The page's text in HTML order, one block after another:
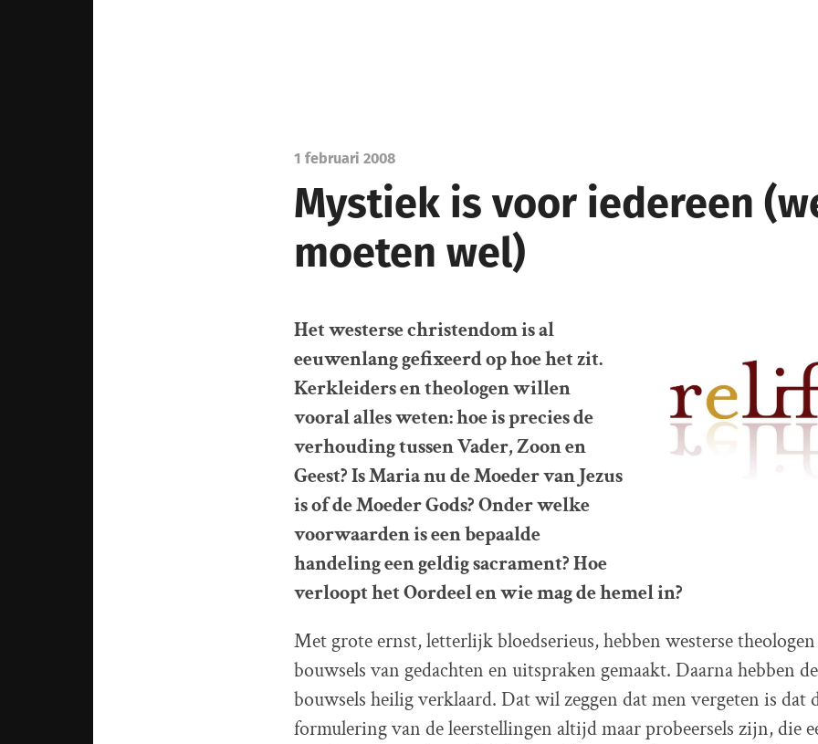
1 februari 2008
Mystiek is voor iedereen
moeten wel)
Het westerse christendom is al
eeuwenlang gefixeerd op hoe het zit.
Kerkleiders en theologen willen
vooral alles weten: hoe is precies de
verhouding tussen Vader, Zoon en
Geest? Is Maria nu de Moeder van Jezus
is of de Moeder Gods? Onder welke
voorwaarden is een bepaalde
handeling een geldig sacrament? Hoe
verloopt het Oordeel en wie mag de hemel in?
Met grote ernst, letterlijk bloedserieus, hebben westerse
bouwsels van gedachten en uitspraken gemaakt. Daarna hebben
bouwsels heilig verklaard. Dat wil zeggen dat men vergeten is dat
formulering van de leerstellingen altijd maar probeersels zijn, die